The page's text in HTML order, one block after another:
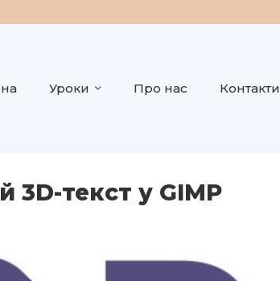
Уроки Про нас Контакти
3D-текст у GIMP